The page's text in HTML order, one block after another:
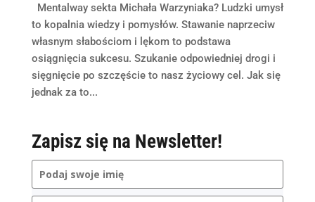
Mentalway sekta Michała Warzyniaka? Ludzki umysł
to kopalnia wiedzy i pomysłów. Stawanie naprzeciw
własnym słabościom i lękom to podstawa
osiągnięcia sukcesu. Szukanie odpowiedniej drogi i
sięgnięcie po szczęście to nasz życiowy cel. Jak się
jednak za to...
Zapisz się na Newsletter!